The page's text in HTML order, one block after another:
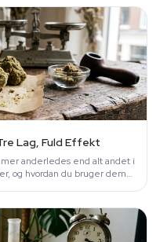
Lag, Fuld Effekt
anderledes end alt andet i
og hvordan du bruger dem